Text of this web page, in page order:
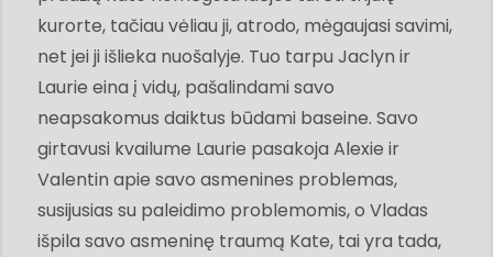
kurorte, tačiau vėliau ji, atrodo, mėgaujasi savimi,
net jei ji išlieka nuošalyje. Tuo tarpu Jaclyn ir
Laurie eina į vidų, pašalindami savo
neapsakomus daiktus būdami baseine. Savo
girtavusi kvailume Laurie pasakoja Alexie ir
Valentin apie savo asmenines problemas,
susijusias su paleidimo problemomis, o Vladas
išpila savo asmeninę traumą Kate, tai yra tada,